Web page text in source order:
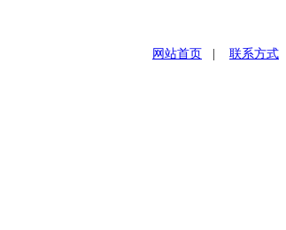
网站首页 联系方式